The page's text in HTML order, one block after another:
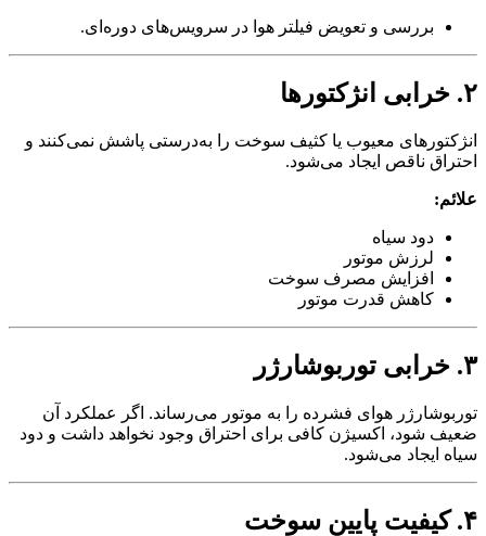
بررسی و تعویض فیلتر هوا در سرویس‌های دوره‌ای.
۲. خرابی انژکتورها
انژکتورهای معیوب یا کثیف سوخت را به‌درستی پاشش نمی‌کنند و
احتراق ناقص ایجاد می‌شود.
علائم:
دود سیاه
لرزش موتور
افزایش مصرف سوخت
کاهش قدرت موتور
۳. خرابی توربوشارژر
توربوشارژر هوای فشرده را به موتور می‌رساند. اگر عملکرد آن
ضعیف شود، اکسیژن کافی برای احتراق وجود نخواهد داشت و دود
سیاه ایجاد می‌شود.
۴. کیفیت پایین سوخت